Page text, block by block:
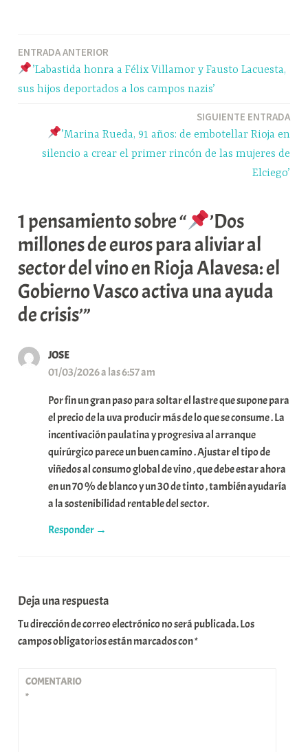
ppm rti
r
Navegación
de
ENTRADA ANTERIOR
’Labastida honra a Félix Villamor y Fausto Lacuesta,
sus hijos deportados a los campos nazis’
SIGUIENTE ENTRADA
’Marina Rueda, 91 años: de embotellar Rioja en
silencio a crear el primer rincón de las mujeres de
Elciego’
1 pensamiento sobre “
’Dos
millones de euros para aliviar al
sector del vino en Rioja Alavesa: el
Gobierno Vasco activa una ayuda
de crisis’”
JOSE
01/03/2026 a las 6:57 am
Por fin un gran paso para soltar el lastre que supone para
el precio de la uva producir más de lo que se consume . La
incentivación paulatina y progresiva al arranque
quirúrgico parece un buen camino . Ajustar el tipo de
viñedos al consumo global de vino , que debe estar ahora
en un 70 % de blanco y un 30 de tinto , también ayudaría
a la sostenibilidad rentable del sector.
Responder
Deja una respuesta
Tu dirección de correo electrónico no será publicada.Los
campos obligatorios están marcados con*
COMENTARIO
*